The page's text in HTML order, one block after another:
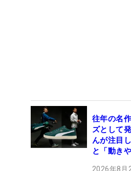
往年の名
ズとして
んが注目
と「動き
2026年8月